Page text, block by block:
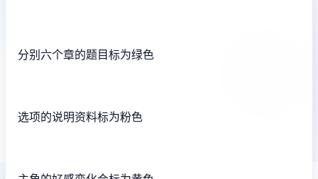
分别六个章的题目标为绿色
选项的说明资料标为粉色